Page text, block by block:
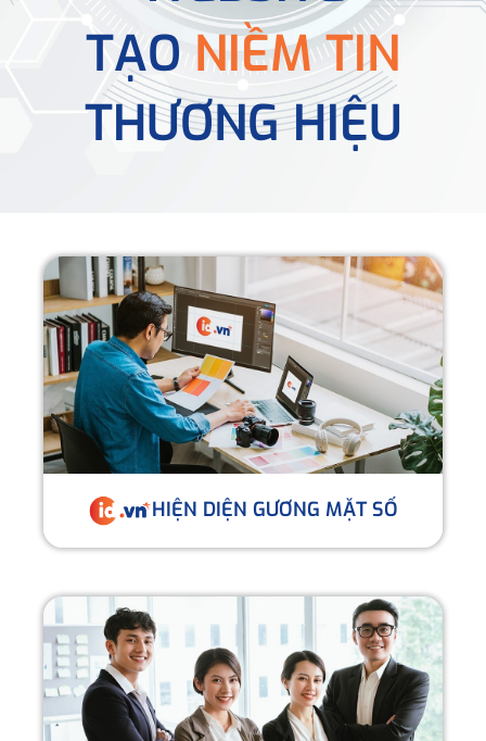
TẠONIỀM TIN
THƯƠNG HIỆU
HIỆN DIỆN GƯƠNG MẶT SỐ